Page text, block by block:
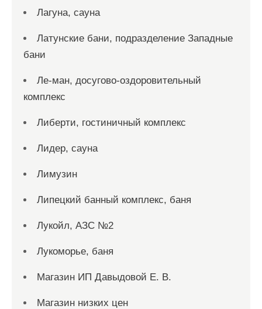
Лагуна, сауна
Латунские бани, подразделение Западные
бани
Ле-ман, досугово-оздоровительный
комплекс
Либерти, гостиничный комплекс
Лидер, сауна
Лимузин
Липецкий банный комплекс, баня
Лукойл, АЗС №2
Лукоморье, баня
Магазин ИП Давыдовой Е. В.
Магазин низких цен